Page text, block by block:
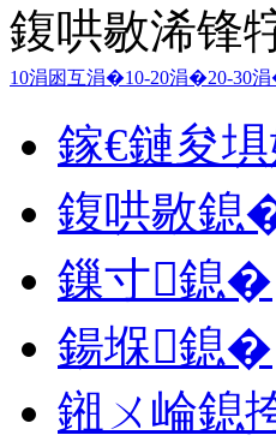
鍑哄敭浠锋
10涓囦互涓�10-20涓�20-30
鎵€鏈夋
鍑哄敭鎴
鏁寸鎴�
鍚堢鎴�
鎺ㄨ崘鎴